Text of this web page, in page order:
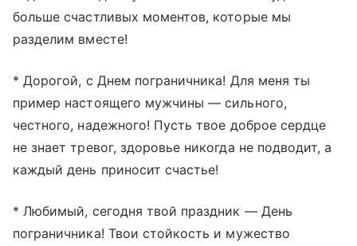
больше счастливых моментов, которые мы
разделим вместе!
* Дорогой, с Днем пограничника! Для меня ты
пример настоящего мужчины — сильного,
честного, надежного! Пусть твое доброе сердце
не знает тревог, здоровье никогда не подводит, а
каждый день приносит счастье!
* Любимый, сегодня твой праздник — День
пограничника! Твои стойкость и мужество